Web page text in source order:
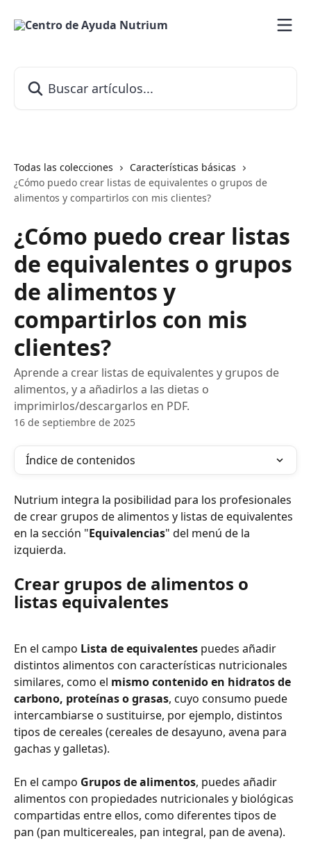
Todas las colecciones
Características básicas
¿Cómo puedo crear listas de equivalentes o grupos de
alimentos y compartirlos con mis clientes?
¿Cómo puedo crear listas
de equivalentes o grupos
de alimentos y
compartirlos con mis
clientes?
Aprende a crear listas de equivalentes y grupos de
alimentos, y a añadirlos a las dietas o
imprimirlos/descargarlos en PDF.
16 de septiembre de 2025
Índice de contenidos
Nutrium integra la posibilidad para los profesionales
de crear grupos de alimentos y listas de equivalentes
en la sección "Equivalencias" del menú de la
izquierda.
Crear grupos de alimentos o
listas equivalentes
En el campo Lista de equivalentes puedes añadir
distintos alimentos con características nutricionales
similares, como el mismo contenido en hidratos de
carbono, proteínas o grasas, cuyo consumo puede
intercambiarse o sustituirse, por ejemplo, distintos
tipos de cereales (cereales de desayuno, avena para
gachas y galletas).
En el campo Grupos de alimentos, puedes añadir
alimentos con propiedades nutricionales y biológicas
compartidas entre ellos, como diferentes tipos de
pan (pan multicereales, pan integral, pan de avena).